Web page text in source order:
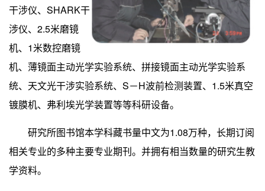
干涉仪、 SHARK干
涉仪、 2.5米磨镜
机、 1米数控磨镜
机、薄镜面主动光学实验系统、拼接镜面主动光学实验系
统、天文光干涉实验系统、 S－H波前检测装置、 1.5米真空
镀膜机、弗利埃光学装置等等科研设备。
研究所图书馆本学科藏书量中文为1.08万种，长期订阅
相关专业的多种主要专业期刊。并拥有相当数量的研究生教
学资料。